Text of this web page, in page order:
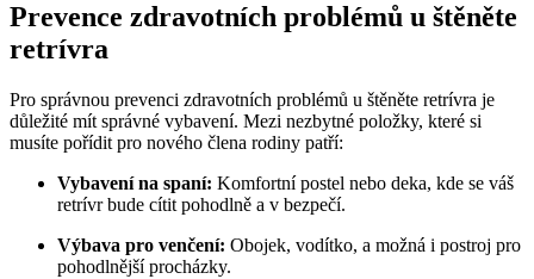
Prevence zdravotních problémů u štěněte
retrívra
Pro správnou prevenci zdravotních problémů u štěněte retrívra je
důležité mít správné vybavení. Mezi nezbytné položky, které si
musíte pořídit pro nového člena rodiny patří:
Vybavení na spaní: Komfortní postel nebo deka, kde se váš
retrívr bude cítit pohodlně a v bezpečí.
Výbava pro venčení: Obojek, vodítko, a možná i postroj pro
pohodlnější procházky.